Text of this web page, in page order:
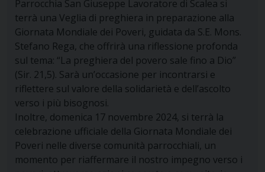
Parrocchia San Giuseppe Lavoratore di Scalea si
terrà una Veglia di preghiera in preparazione alla
Giornata Mondiale dei Poveri, guidata da S.E. Mons.
Stefano Rega, che offrirà una riflessione profonda
sul tema: “La preghiera del povero sale fino a Dio”
(Sir. 21,5). Sarà un’occasione per incontrarsi e
riflettere sul valore della solidarietà e dell’ascolto
verso i più bisognosi.
Inoltre, domenica 17 novembre 2024, si terrà la
celebrazione ufficiale della Giornata Mondiale dei
Poveri nelle diverse comunità parrocchiali, un
momento per riaffermare il nostro impegno verso i